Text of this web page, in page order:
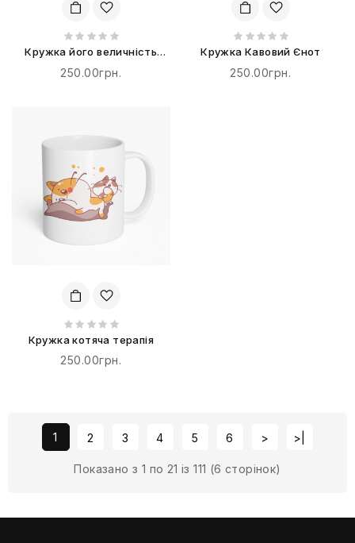
Кружка його величність
тато
250.00грн.
Кружка Кавовий Єнот
250.00грн.
Кружка котяча терапія
250.00грн.
1 2 3 4 5 6 > >|
Показано з 1 по 21 із 111 (6 сторінок)